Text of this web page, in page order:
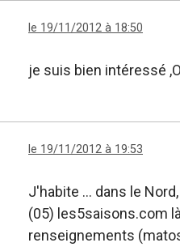
le 19/11/2012 à 18:50
je suis bien intéressé
le 19/11/2012 à 19:53
J'habite ... dans le
(05) les5saisons.com
renseignements